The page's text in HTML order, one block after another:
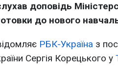
доповідь
до нового
РБК-Україна з
Сергія Корецького у